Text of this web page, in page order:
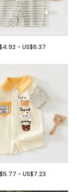
- US$6.37
- US$7.23